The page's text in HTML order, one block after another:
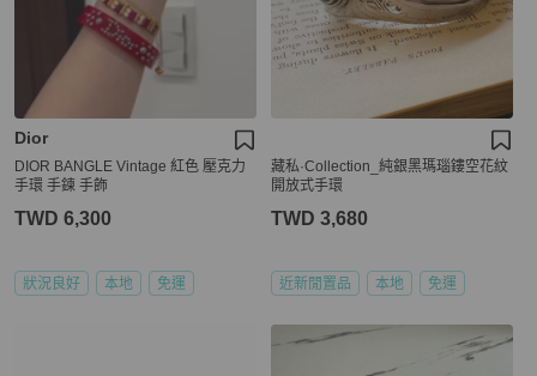
Dior
DIOR BANGLE Vintage 紅色 壓克力
手環 手鍊 手飾
TWD 6,300
狀況良好 本地 免運
藏私·Collection_純銀黑瑪瑙鏤空花紋
開放式手環
TWD 3,680
近新閒置品 本地 免運